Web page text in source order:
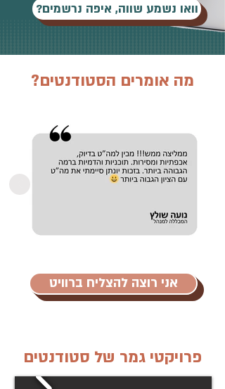
וואו נשמע שווה, איפה נרשמים?
מה אומרים הסטודנטים?
אני רוצה להצליח ברוויט
פרויקטי גמר של סטודנטים